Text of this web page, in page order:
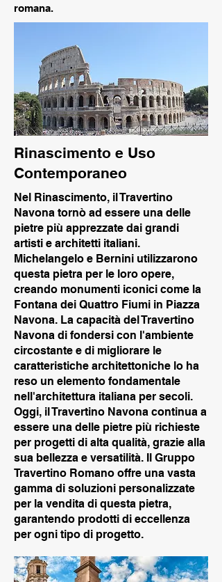
romana.
Rinascimento e Uso
Contemporaneo
Nel Rinascimento, il Travertino
Navona tornò ad essere una delle
pietre più apprezzate dai grandi
artisti e architetti italiani.
Michelangelo e Bernini utilizzarono
questa pietra per le loro opere,
creando monumenti iconici come la
Fontana dei Quattro Fiumi in Piazza
Navona. La capacità del Travertino
Navona di fondersi con l'ambiente
circostante e di migliorare le
caratteristiche architettoniche lo ha
reso un elemento fondamentale
nell'architettura italiana per secoli.
Oggi, il Travertino Navona continua a
essere una delle pietre più richieste
per progetti di alta qualità, grazie alla
sua bellezza e versatilità. Il Gruppo
Travertino Romano offre una vasta
gamma di soluzioni personalizzate
per la vendita di questa pietra,
garantendo prodotti di eccellenza
per ogni tipo di progetto.